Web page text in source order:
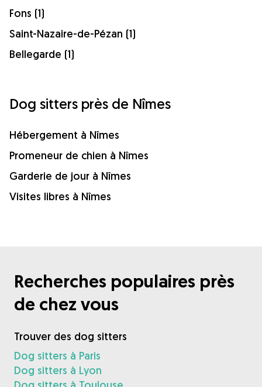
Fons (1)
Saint-Nazaire-de-Pézan (1)
Bellegarde (1)
Dog sitters près de Nîmes
Hébergement à Nîmes
Promeneur de chien à Nîmes
Garderie de jour à Nîmes
Visites libres à Nîmes
Recherches populaires près
de chez vous
Trouver des dog sitters
Dog sitters à Paris
Dog sitters à Lyon